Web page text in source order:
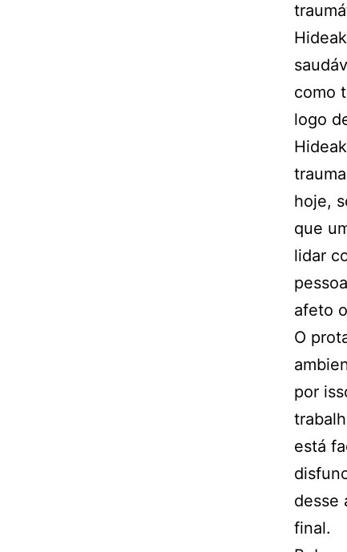
como
logo
hoje,
que
lidar
afeto
O
por
está
desse
final.